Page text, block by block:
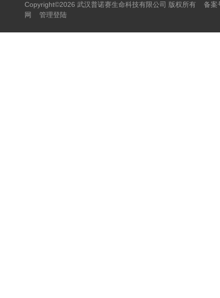
Copyright©2026 武汉普诺赛生命科技有限公司 版权所有 备案
网
管理登陆